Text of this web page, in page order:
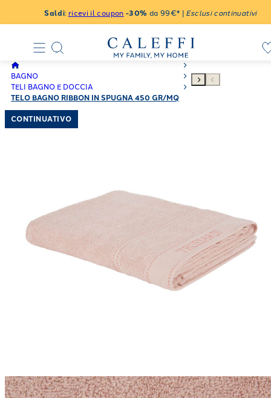
Saldi: ricevi il coupon -30% da 99€* | Esclusi continuativi
BAGNO
TELI BAGNO E DOCCIA
TELO BAGNO RIBBON IN SPUGNA 450 GR/MQ
CONTINUATIVO